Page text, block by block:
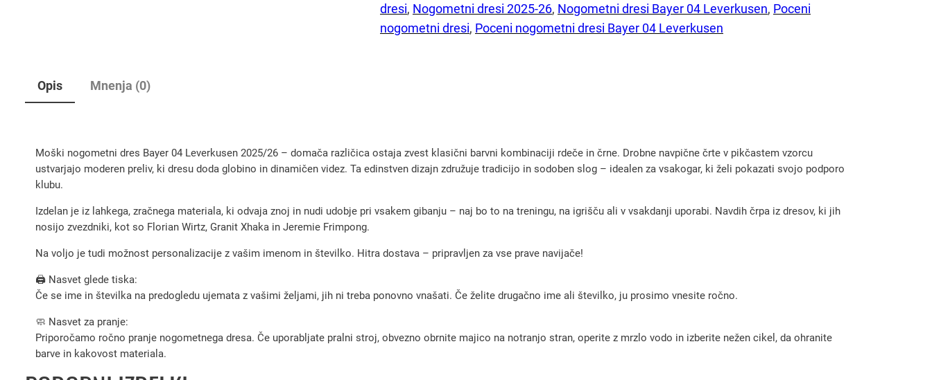
n
o
i
B
y
r
dresi, Nogometni dresi 2025-26, Nogometni dresi Bayer 04 Leverkusen, Poceni
nogometni dresi, Poceni nogometni dresi Bayer 04 Leverkusen
Opis Mnenja (0)
Moški nogometni dres Bayer 04 Leverkusen 2025/26 – domača različica ostaja zvest klasični barvni kombinaciji rdeče in črne. Drobne navpične črte v pikčastem vzorcu
ustvarjajo moderen preliv, ki dresu doda globino in dinamičen videz. Ta edinstven dizajn združuje tradicijo in sodoben slog – idealen za vsakogar, ki želi pokazati svojo podporo
klubu.
Izdelan je iz lahkega, zračnega materiala, ki odvaja znoj in nudi udobje pri vsakem gibanju – naj bo to na treningu, na igrišču ali v vsakdanji uporabi. Navdih črpa iz dresov, ki jih
nosijo zvezdniki, kot so Florian Wirtz, Granit Xhaka in Jeremie Frimpong.
Na voljo je tudi možnost personalizacije z vašim imenom in številko. Hitra dostava – pripravljen za vse prave navijače!
🖨️ Nasvet glede tiska:
Če se ime in številka na predogledu ujemata z vašimi željami, jih ni treba ponovno vnašati. Če želite drugačno ime ali številko, ju prosimo vnesite ročno.
🧼 Nasvet za pranje:
Priporočamo ročno pranje nogometnega dresa. Če uporabljate pralni stroj, obvezno obrnite majico na notranjo stran, operite z mrzlo vodo in izberite nežen cikel, da ohranite
barve in kakovost materiala.